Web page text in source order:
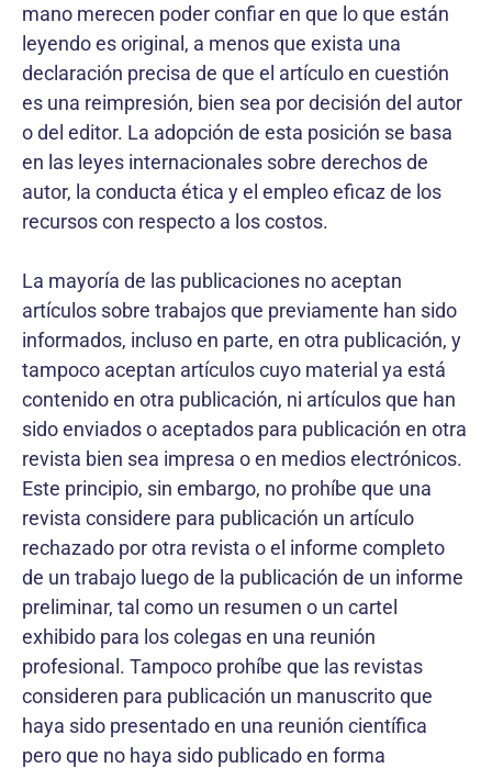
mano merecen poder confiar en que lo que están
leyendo es original, a menos que exista una
declaración precisa de que el artículo en cuestión
es una reimpresión, bien sea por decisión del autor
o del editor. La adopción de esta posición se basa
en las leyes internacionales sobre derechos de
autor, la conducta ética y el empleo eficaz de los
recursos con respecto a los costos.
La mayoría de las publicaciones no aceptan
artículos sobre trabajos que previamente han sido
informados, incluso en parte, en otra publicación, y
tampoco aceptan artículos cuyo material ya está
contenido en otra publicación, ni artículos que han
sido enviados o aceptados para publicación en otra
revista bien sea impresa o en medios electrónicos.
Este principio, sin embargo, no prohíbe que una
revista considere para publicación un artículo
rechazado por otra revista o el informe completo
de un trabajo luego de la publicación de un informe
preliminar, tal como un resumen o un cartel
exhibido para los colegas en una reunión
profesional. Tampoco prohíbe que las revistas
consideren para publicación un manuscrito que
haya sido presentado en una reunión científica
pero que no haya sido publicado en forma